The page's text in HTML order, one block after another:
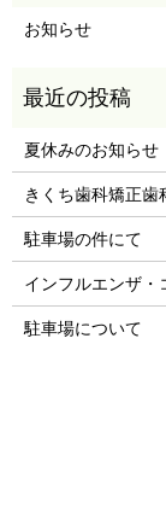
お知らせ
夏休みのお知らせ
きくち歯科矯正
駐車場の件にて
インフルエンザ・
駐車場について